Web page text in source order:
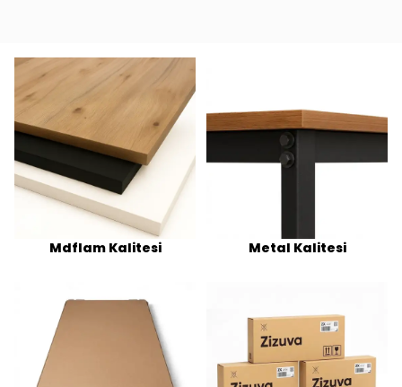
Mdflam Kalitesi Metal Kalitesi